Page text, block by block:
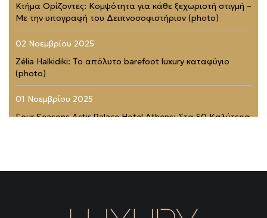
Κτήμα Ορίζοντες: Κομψότητα για κάθε ξεχωριστή στιγμή –
Με την υπογραφή του Δειπνοσοφιστήριον (photo)
02 Νοεμβρίου 2025
Zélia Halkidiki: Το απόλυτο barefoot luxury καταφύγιο
(photo)
01 Νοεμβρίου 2025
Four Seasons Astir Palace Hotel Athens: Στα 50 Καλύτερα
Rodopou & Beyond: Ένα από τα πιο εντυπωσιακά
31 Μαΐου 2025